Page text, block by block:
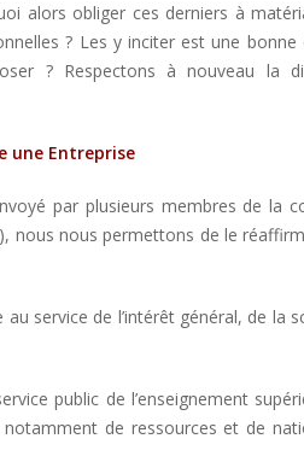
alors obliger ces derniers à
? Les y inciter est une bonne
? Respectons à nouveau la
une Entreprise
par plusieurs membres de la
), nous nous permettons de le
service de l’intérêt général, de la
public de l’enseignement
de ressources et de